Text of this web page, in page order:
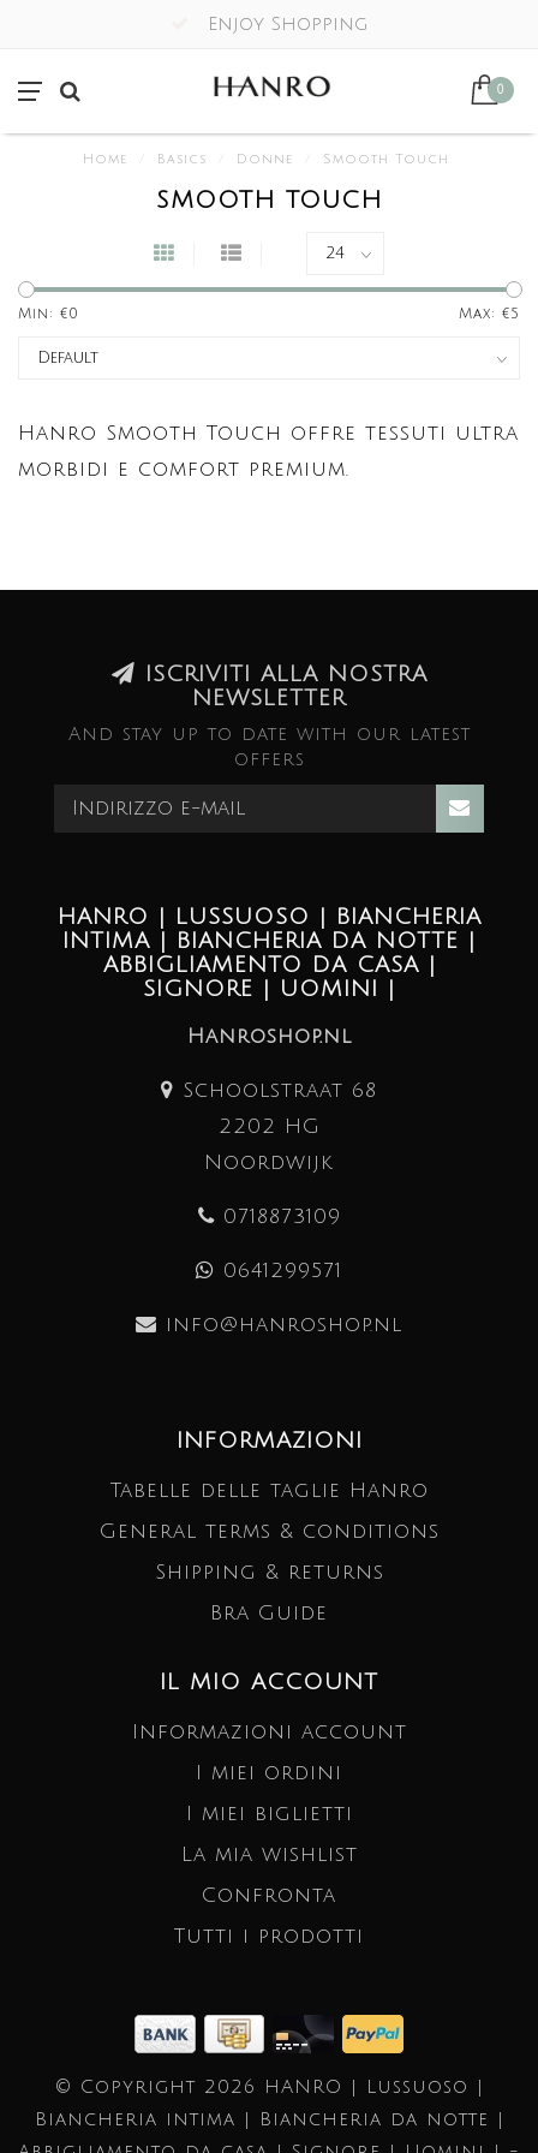
Enjoy Shopping
0
Home Basics Donne Smooth Touch
SMOOTH TOUCH
Min: €0 Max: €5
Hanro Smooth Touch offre tessuti ultra
morbidi e comfort premium.
ISCRIVITI ALLA NOSTRA
NEWSLETTER
And stay up to date with our latest
offers
HANRO | LUSSUOSO | BIANCHERIA
INTIMA | BIANCHERIA DA NOTTE |
ABBIGLIAMENTO DA CASA |
SIGNORE | UOMINI |
Hanroshop.nl
Schoolstraat 68
2202 HG
Noordwijk
0718873109
0641299571
info@hanroshop.nl
INFORMAZIONI
Tabelle delle taglie Hanro
General terms & conditions
Shipping & returns
Bra Guide
IL MIO ACCOUNT
Informazioni account
I miei ordini
I miei biglietti
La mia wishlist
Confronta
Tutti i prodotti
© Copyright 2026 HANRO | Lussuoso |
Biancheria intima | Biancheria da notte |